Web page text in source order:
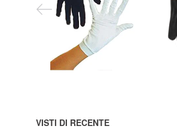
Vedi tutte le opzioni
VISTI DI RECENTE